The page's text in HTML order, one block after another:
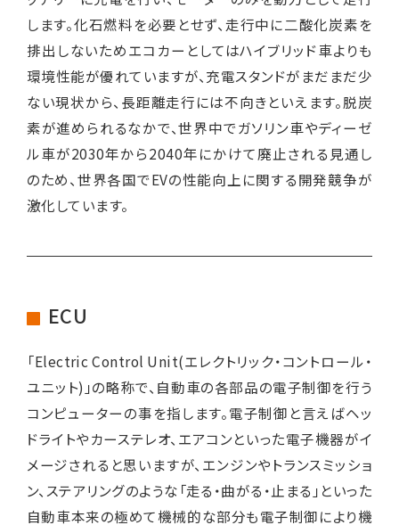
します。化石燃料を必要とせず、走行中に二酸化炭素を
排出しないためエコカーとしてはハイブリッド車よりも
環境性能が優れていますが、充電スタンドがまだまだ少
ない現状から、長距離走行には不向きといえます。脱炭
素が進められるなかで、世界中でガソリン車やディーゼ
ル車が2030年から2040年にかけて廃止される見通し
のため、世界各国でEVの性能向上に関する開発競争が
激化しています。
ECU
「Electric Control Unit(エレクトリック・コントロール・
ユニット)」の略称で、自動車の各部品の電子制御を行う
コンピューターの事を指します。電子制御と言えばヘッ
ドライトやカーステレオ、エアコンといった電子機器がイ
メージされると思いますが、エンジンやトランスミッショ
ン、ステアリングのような「走る・曲がる・止まる」といった
自動車本来の極めて機械的な部分も電子制御により機